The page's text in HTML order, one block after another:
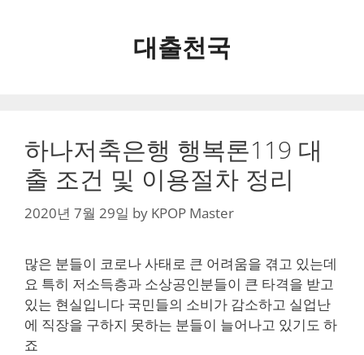
대출천국
하나저축은행 행복론119 대
출 조건 및 이용절차 정리
2020년 7월 29일 by KPOP Master
많은 분들이 코로나 사태로 큰 어려움을 겪고 있는데
요 특히 저소득층과 소상공인분들이 큰 타격을 받고
있는 현실입니다 국민들의 소비가 감소하고 실업난
에 직장을 구하지 못하는 분들이 늘어나고 있기도 하
죠